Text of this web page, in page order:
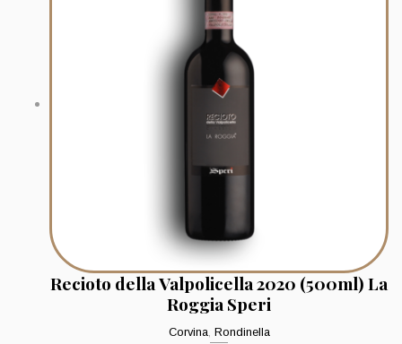
Recioto della Valpolicella 2020 (500ml) La
Roggia Speri
Corvina, Rondinella